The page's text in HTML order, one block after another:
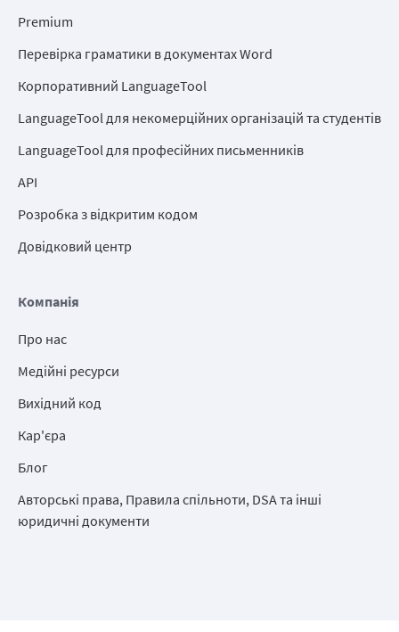
Premium
Перевірка граматики в документах Word
Корпоративний LanguageTool
LanguageTool для некомерційних організацій та студентів
LanguageTool для професійних письменників
API
Розробка з відкритим кодом
Довідковий центр
Компанія
Про нас
Медійні ресурси
Вихідний код
Кар'єра
Блог
Авторські права, Правила спільноти, DSA та інші
юридичні документи